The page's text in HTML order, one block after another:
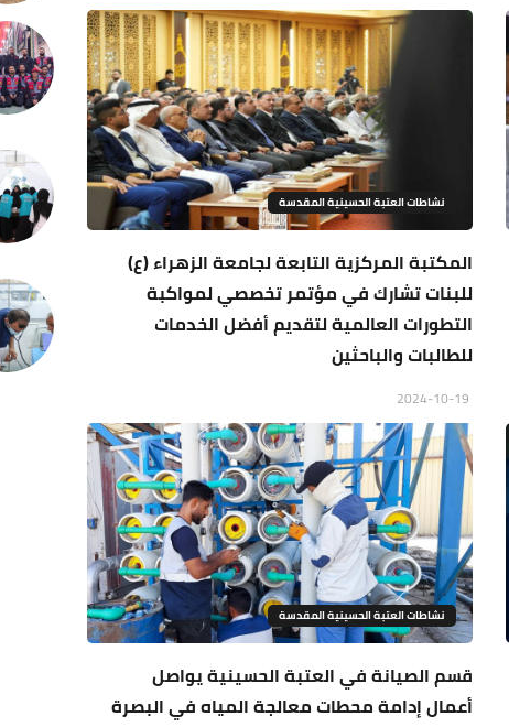
نشاطات العتبة الحسينية المقدسة
المكتبة المركزية التابعة لجامعة الزهراء (ع)
للبنات تشارك في مؤتمر تخصصي لمواكبة
التطورات العالمية لتقديم أفضل الخدمات
للطالبات والباحثين
نشاطات العتبة الحسينية المقدسة
قسم الصيانة في العتبة الحسينية يواصل
أعمال إدامة محطات معالجة المياه في البصرة